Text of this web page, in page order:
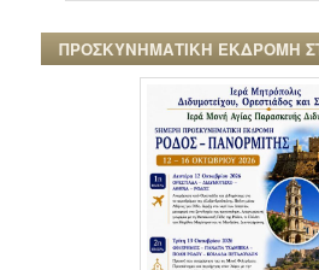
ΠΡΟΣΚΥΝΗΜΑΤΙΚΗ ΕΚΔΡΟΜΗ